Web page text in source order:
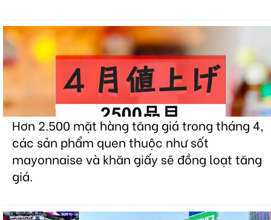
Hơn 2.500 mặt hàng tăng giá trong tháng 4,
các sản phẩm quen thuộc như sốt
mayonnaise và khăn giấy sẽ đồng loạt tăng
giá.